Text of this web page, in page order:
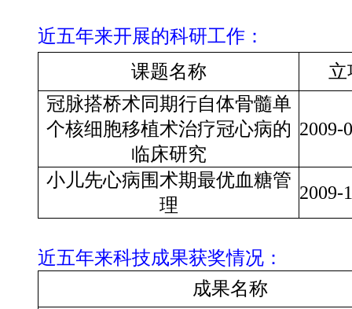
近五年来开展的科研工作：
课题名称
立
冠脉搭桥术同期行自体骨髓单
个核细胞移植术治疗冠心病的
临床研究
2009-
小儿先心病围术期最优血糖管
理
2009-
近五年来科技成果获奖情况：
成果名称